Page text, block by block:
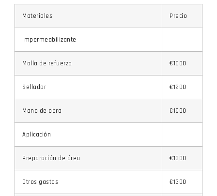
Materiales Precio
Impermeabilizante
Malla de refuerzo €1000
Sellador €1200
Mano de obra €1900
Aplicación
Preparación de área €1300
Otros gastos €1300